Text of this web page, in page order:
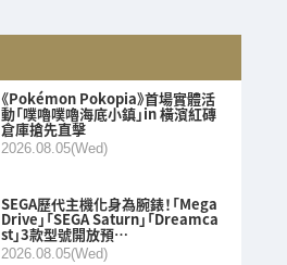
《Pokémon Pokopia》首場實體活
動「噗嚕噗嚕海底小鎮」in 橫濱紅磚
倉庫搶先直擊
2026.08.05(Wed)
SEGA歷代主機化身為腕錶！「Mega
Drive」「SEGA Saturn」「Dreamca
st」3款型號開放預…
2026.08.05(Wed)